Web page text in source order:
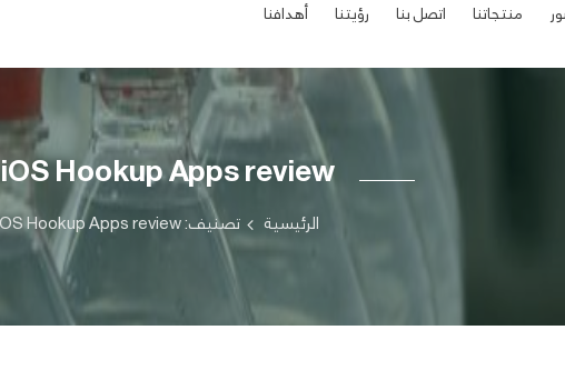
منتجاتنا اتصل بنا رؤيتنا أهدافنا
iOS Hookup Apps review
الرئيسية تصنيف: iOS Hookup Apps review